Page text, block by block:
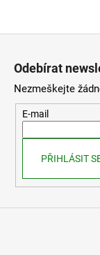
Odebírat
Nezmeškejte
E-mail
PŘIHLÁSIT